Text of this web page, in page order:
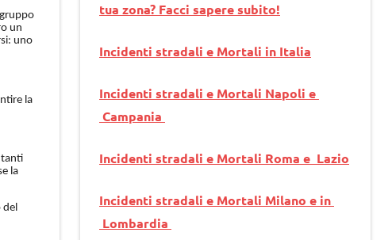
un
uno
la
la
tua zona? Facci sapere subito!
Incidenti stradali e Mortali in Italia
Incidenti stradali e Mortali Napoli e
Campania
Incidenti stradali e Mortali Roma e Lazio
Incidenti stradali e Mortali Milano e in
Lombardia